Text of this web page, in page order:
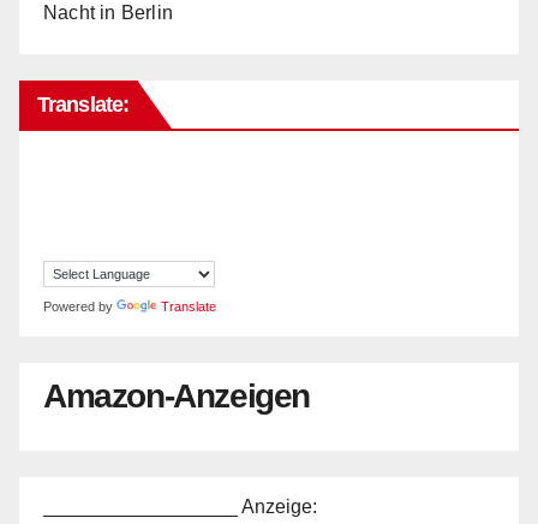
Nacht in Berlin
Translate:
Powered by Translate
Amazon-Anzeigen
__________________ Anzeige: